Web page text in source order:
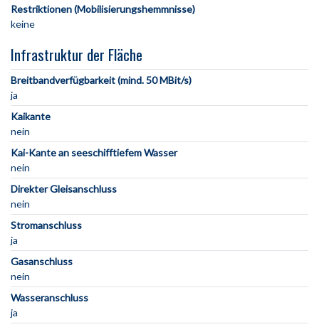
Restriktionen (Mobilisierungshemmnisse)
keine
Infrastruktur der Fläche
Breitbandverfügbarkeit (mind. 50 MBit/s)
ja
Kaikante
nein
Kai-Kante an seeschifftiefem Wasser
nein
Direkter Gleisanschluss
nein
Stromanschluss
ja
Gasanschluss
nein
Wasseranschluss
ja